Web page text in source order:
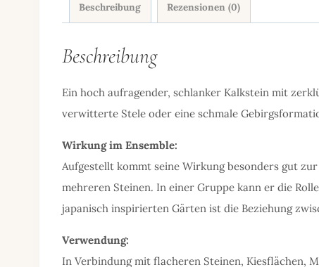
Beschreibung Rezensionen (0)
Beschreibung
Ein hoch aufragender, schlanker Kalkstein mit
verwitterte Stele oder eine schmale
Wirkung im Ensemble:
Aufgestellt kommt seine Wirkung besonders gut
mehreren Steinen. In einer Gruppe kann er die
japanisch inspirierten Gärten ist die Beziehung
Verwendung:
In Verbindung mit flacheren Steinen, Kiesflächen,